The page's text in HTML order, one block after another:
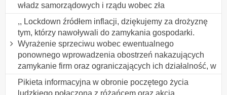
władz samorządowych i rządu wobec zła
,, Lockdown źródłem inflacji, dziękujemy za drożyznę
tym, którzy nawoływali do zamykania gospodarki.
Wyrażenie sprzeciwu wobec ewentualnego
ponownego wprowadzenia obostrzeń nakazujących
zamykanie firm oraz ograniczających ich działalność, w
Pikieta informacyjna w obronie poczętego życia
ludzkiego połączona z różańcem oraz akcja